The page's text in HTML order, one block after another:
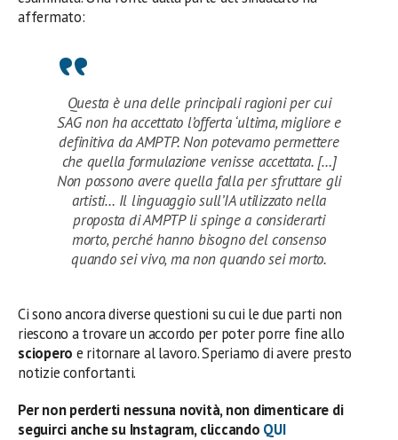
affermato:
Questa è una delle principali ragioni per cui
SAG non ha accettato l’offerta ‘ultima, migliore e
definitiva da AMPTP. Non potevamo permettere
che quella formulazione venisse accettata. […]
Non possono avere quella falla per sfruttare gli
artisti… Il linguaggio sull’IA utilizzato nella
proposta di AMPTP li spinge a considerarti
morto, perché hanno bisogno del consenso
quando sei vivo, ma non quando sei morto.
Ci sono ancora diverse questioni su cui le due parti non
riescono a trovare un accordo per poter porre fine allo
sciopero e ritornare al lavoro. Speriamo di avere presto
notizie confortanti.
Per non perderti nessuna novità, non dimenticare di
seguirci anche su Instagram, cliccando QUI